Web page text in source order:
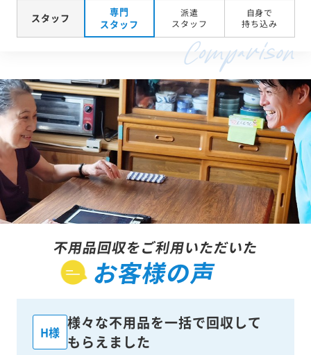
スタッフ
専門
スタッフ
派遣
スタッフ
自身で
持ち込み
不用品回収をご利用いただいた
お客様の声
H様
様々な不用品を一括で回収して
もらえました